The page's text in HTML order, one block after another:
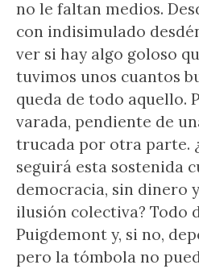
no le faltan medios.
con indisimulado
ver si hay algo goloso
tuvimos unos cuantos
queda de todo aquello.
varada, pendiente de
trucada por otra parte.
seguirá esta sostenida
democracia, sin dinero
ilusión colectiva? Todo
Puigdemont y, si no,
pero la tómbola no